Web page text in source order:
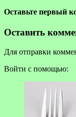
Оставьте первый
Оставить
Для отправки
Войти с помощью: